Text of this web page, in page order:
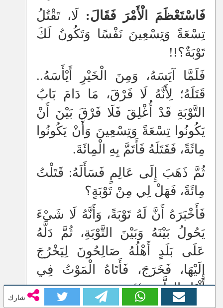
فَاسْتَعْظَمَ الْأَمْرَ فَقَالَ: لَا، تَقْتُلُ
تِسْعَةً وَتِسْعِينَ نَفْسًا وَتَكُونُ لَكَ
تَوْبَةٌ؟!!
فَلَمَّا آيَسَهُ، وَمِنَ الْخَيْرِ أَيْأَسَهُ..
قَتَلَهُ؛ لِأَنَّهُ لَا فَرْقَ، مَا دَامَ بَابُ
التَّوْبَةِ قَدْ أُغْلِقَ فَلَا فَرْقَ بَيْنَ أَنْ
يَكُونُوا تِسْعَةً وَتِسْعِينَ وَأَنْ يَكُونُوا
مِائَةً، فَقَتَلَهُ فَأَتَمَّ بِهِ الْمِائَةَ.
ثُمَّ ذَهَبَ إِلَى عَالِمٍ فَسَأَلَهُ: قَتَلْتُ
مِائَةً، فَهَلْ لِي مِنْ تَوْبَةٍ؟
فَأَخْبَرَهُ أَنَّ لَهُ تَوْبَةً، وَأَنَّهُ لَا شَيْءَ
يَحُولُ بَيْنَهُ وَبَيْنَ التَّوْبَةِ، ثُمَّ دَلَّهُ
عَلَى بَلَدٍ أَهْلُهُ صَالِحُونَ لِيَخْرُجَ
إِلَيْهَا، فَخَرَجَ، فَأَتَاهُ الْمَوْتُ فِي
أَثْنَاءِ الطَّرِيقِ)).
شارك